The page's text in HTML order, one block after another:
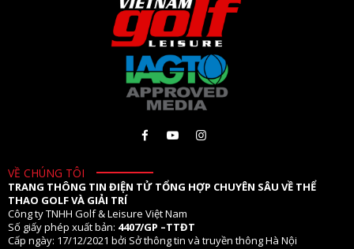
VỀ CHÚNG TÔI
TRANG THÔNG TIN ĐIỆN TỬ TỔNG HỢP CHUYÊN SÂU VỀ THỂ
THAO GOLF VÀ GIẢI TRÍ
Công ty TNHH Golf & Leisure Việt Nam
Số giấy phép xuất bản: 4407/GP –TTĐT
Cấp ngày: 17/12/2021 bởi Sở thông tin và truyền thông Hà Nội